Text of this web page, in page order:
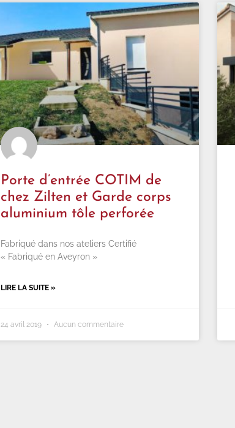
Porte d’entrée COTIM de
chez Zilten et Garde corps
aluminium tôle perforée
Fabriqué dans nos ateliers Certifié
« Fabriqué en Aveyron »
LIRE LA SUITE »
24 avril 2019 Aucun commentaire